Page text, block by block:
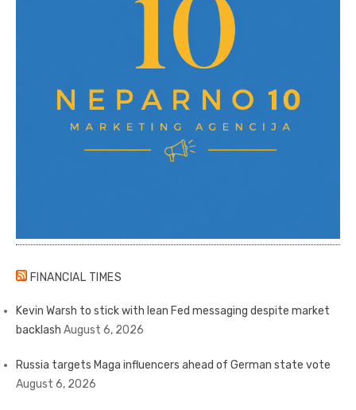
FINANCIAL TIMES
Kevin Warsh to stick with lean Fed messaging despite market
backlash August 6, 2026
Russia targets Maga influencers ahead of German state vote
August 6, 2026